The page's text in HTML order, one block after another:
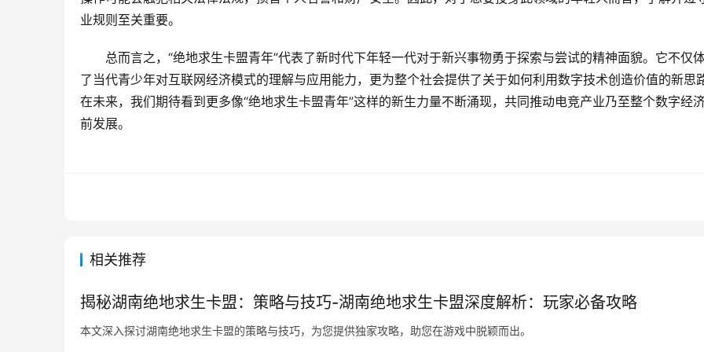
业规则至关重要。
总而言之，“绝地求生卡盟青年”代表了新时代下年轻一代对于新兴事物勇于探索与尝试的精神面貌。它不仅
了当代青少年对互联网经济模式的理解与应用能力，更为整个社会提供了关于如何利用数字技术创造价值的新思路
在未来，我们期待看到更多像“绝地求生卡盟青年”这样的新生力量不断涌现，共同推动电竞产业乃至整个数字经
前发展。
相关推荐
揭秘湖南绝地求生卡盟：策略与技巧-湖南绝地求生卡盟深度解析：玩家必备攻略
本文深入探讨湖南绝地求生卡盟的策略与技巧，为您提供独家攻略，助您在游戏中脱颖而出。